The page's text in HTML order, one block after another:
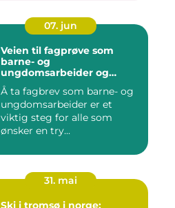
07. jun
Veien til fagprøve som
barne- og
ungdomsarbeider og
barne- og
ungdomsarbeiderfaget VG1
Å ta fagbrev som barne- og
ungdomsarbeider er et
viktig steg for alle som
ønsker en try...
31. mai
Ski i tromsø i norge: